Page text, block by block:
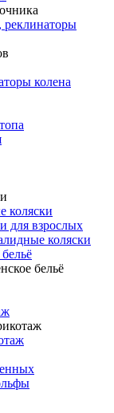
реклинаторы
колена
коляски
для взрослых
коляски
бельё